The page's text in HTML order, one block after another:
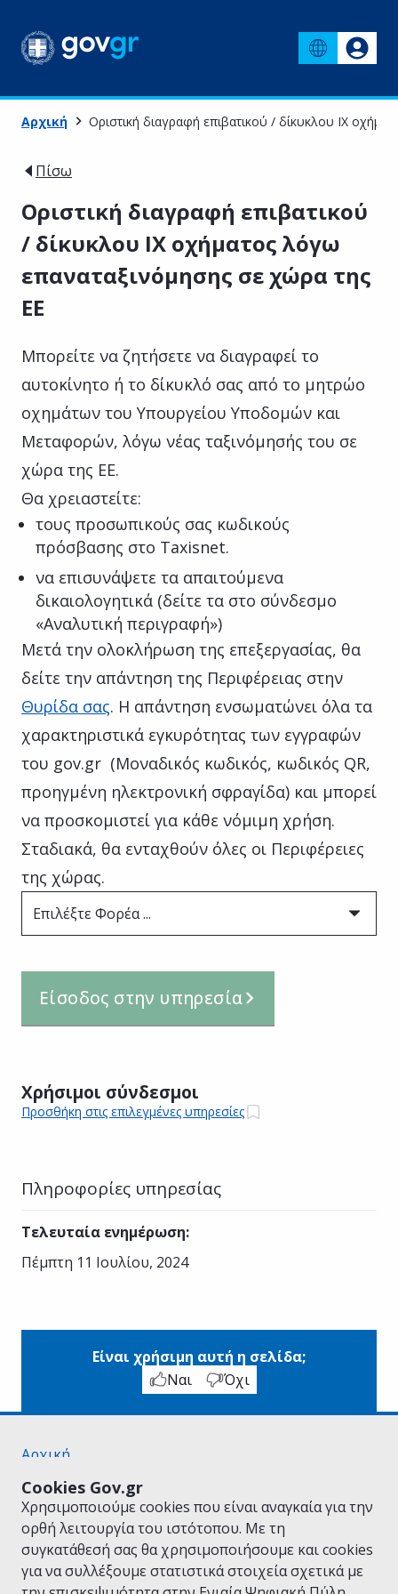
Cookies Gov.gr
Χρησιμοποιούμε cookies που είναι αναγκαία για την
ορθή λειτουργία του ιστότοπου. Με τη
συγκατάθεσή σας θα χρησιμοποιήσουμε και cookies
για να συλλέξουμε στατιστικά στοιχεία σχετικά με
Αρχική Οριστική διαγραφή επιβατικού / δίκυκλου ΙΧ
Πίσω
Οριστική διαγραφή επιβατικού
/ δίκυκλου ΙΧ οχήματος λόγω
επαναταξινόμησης σε χώρα της
ΕΕ
Μπορείτε να ζητήσετε να διαγραφεί το
αυτοκίνητο ή το δίκυκλό σας από το μητρώο
οχημάτων του Υπουργείου Υποδομών και
Μεταφορών, λόγω νέας ταξινόμησής του σε
χώρα της ΕΕ.
Θα χρειαστείτε:
τους προσωπικούς σας κωδικούς
πρόσβασης στο Taxisnet.
να επισυνάψετε τα απαιτούμενα
δικαιολογητικά (δείτε τα στο σύνδεσμο
«Αναλυτική περιγραφή»)
Μετά την ολοκλήρωση της επεξεργασίας, θα
δείτε την απάντηση της Περιφέρειας στην
Θυρίδα σας. Η απάντηση ενσωματώνει όλα τα
χαρακτηριστικά εγκυρότητας των εγγραφών
του gov.gr (Μοναδικός κωδικός, κωδικός QR,
προηγμένη ηλεκτρονική σφραγίδα) και μπορεί
να προσκομιστεί για κάθε νόμιμη χρήση.
Σταδιακά, θα ενταχθούν όλες οι Περιφέρειες
της χώρας.
Επιλέξτε Φορέα ...
Είσοδος στην υπηρεσία
Χρήσιμοι σύνδεσμοι
Προσθήκη στις επιλεγμένες υπηρεσίες
Πληροφορίες υπηρεσίας
Τελευταία ενημέρωση:
Πέμπτη 11 Ιουλίου, 2024
Είναι χρήσιμη αυτή η σελίδα;
Ναι
Όχι
Αρχική
Όροι Χρήσης
Πολιτική Απορρήτου
Δήλωση προσβασιμότητας
Πολιτική cookies
Προτάσεις για το gov.gr